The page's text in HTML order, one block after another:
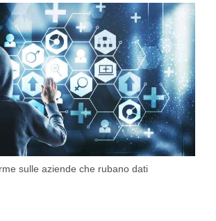
sulle aziende che rubano dati